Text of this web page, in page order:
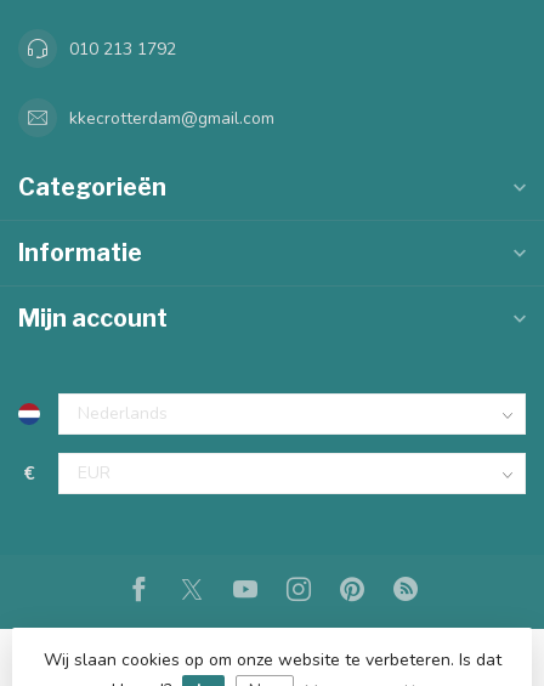
010 213 1792
kkecrotterdam@gmail.com
Categorieën
Informatie
Mijn account
€
Wij slaan cookies op om onze website te verbeteren. Is dat